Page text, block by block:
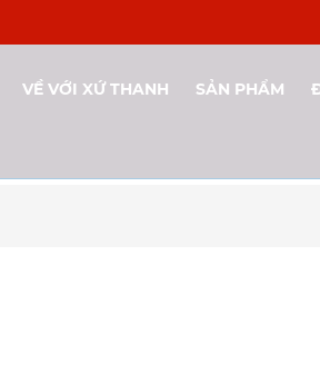
VỀ VỚI XỨ THANH SẢN PHẨM